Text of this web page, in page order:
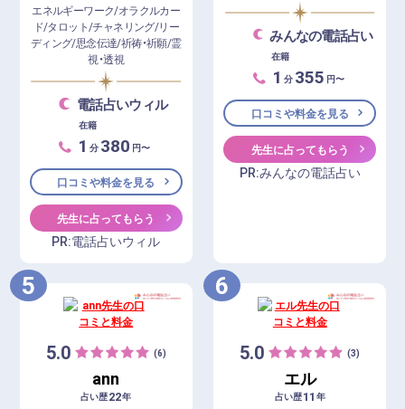
エネルギーワーク/オラクルカー
ド/タロット/チャネリング/リー
ディング/思念伝達/祈祷・祈願/霊
視・透視
電話占いウィル
在籍
1 分 380 円〜
口コミや料金を見る
先生に占ってもらう
PR:電話占いウィル
みんなの電話占い
在籍
1 分 355 円〜
口コミや料金を見る
先生に占ってもらう
PR:みんなの電話占い
5
5.0 (6)
ann
占い歴22年
6
5.0 (3)
エル
占い歴11 年